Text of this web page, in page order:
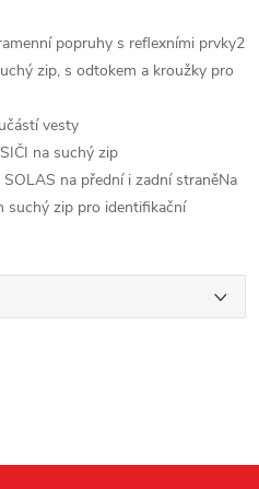
popruhy s reflexními prvky2
zip, s odtokem a kroužky pro
vesty
na suchý zip
na přední i zadní straněNa
suchý zip pro identifikační